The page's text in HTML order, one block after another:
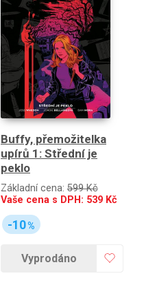
Buffy, přemožitelka
upírů 1: Střední je
peklo
Základní cena: 599 Kč
Vaše cena s DPH: 539 Kč
-10%
Vyprodáno